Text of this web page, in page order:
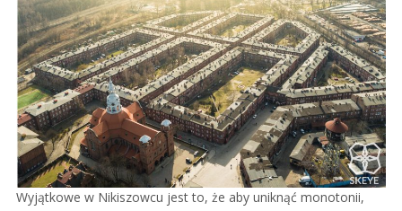
Wyjątkowe w Nikiszowcu jest to, że aby uniknąć monotonii,